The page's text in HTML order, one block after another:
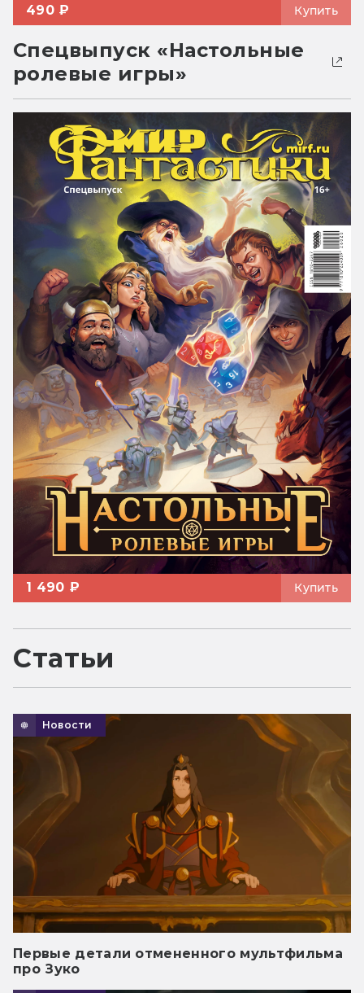
490 ₽ Купить
Спецвыпуск «Настольные
ролевые игры»
1 490 ₽ Купить
Статьи
Новости
Первые детали отмененного мультфильма
про Зуко